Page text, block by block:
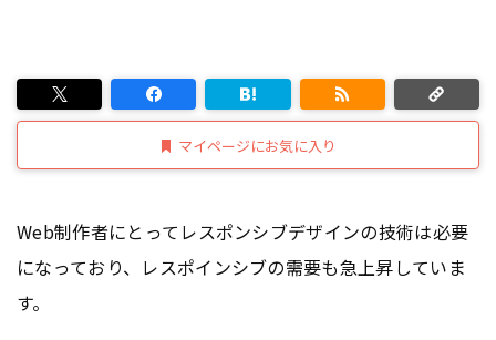
マイページにお気に入り
Web制作者にとってレスポンシブデザインの技術は必要
になっており、レスポインシブの需要も急上昇していま
す。